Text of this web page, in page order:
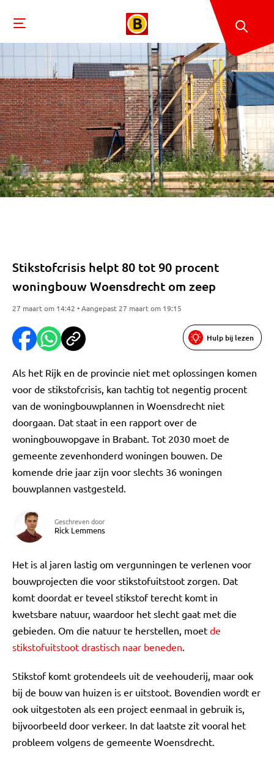
Stikstofcrisis helpt 80 tot 90 procent
woningbouw Woensdrecht om zeep
27 maart om 14:42 • Aangepast 27 maart om 19:15
Hulp bij lezen
Als het Rijk en de provincie niet met oplossingen komen
voor de stikstofcrisis, kan tachtig tot negentig procent
van de woningbouwplannen in Woensdrecht niet
doorgaan. Dat staat in een rapport over de
woningbouwopgave in Brabant. Tot 2030 moet de
gemeente zevenhonderd woningen bouwen. De
komende drie jaar zijn voor slechts 36 woningen
bouwplannen vastgesteld.
Geschreven door
Rick Lemmens
Het is al jaren lastig om vergunningen te verlenen voor
bouwprojecten die voor stikstofuitstoot zorgen. Dat
komt doordat er teveel stikstof terecht komt in
kwetsbare natuur, waardoor het slecht gaat met die
gebieden. Om die natuur te herstellen, moet de
stikstofuitstoot drastisch naar beneden.
Stikstof komt grotendeels uit de veehouderij, maar ook
bij de bouw van huizen is er uitstoot. Bovendien wordt er
ook uitgestoten als een project eenmaal in gebruik is,
bijvoorbeeld door verkeer. In dat laatste zit vooral het
probleem volgens de gemeente Woensdrecht.